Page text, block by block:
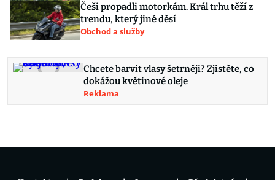
Češi propadli motorkám. Král trhu těží z
trendu, který jiné děsí
Obchod a služby
Chcete barvit vlasy šetrněji? Zjistěte, co
dokážou květinové oleje
Reklama